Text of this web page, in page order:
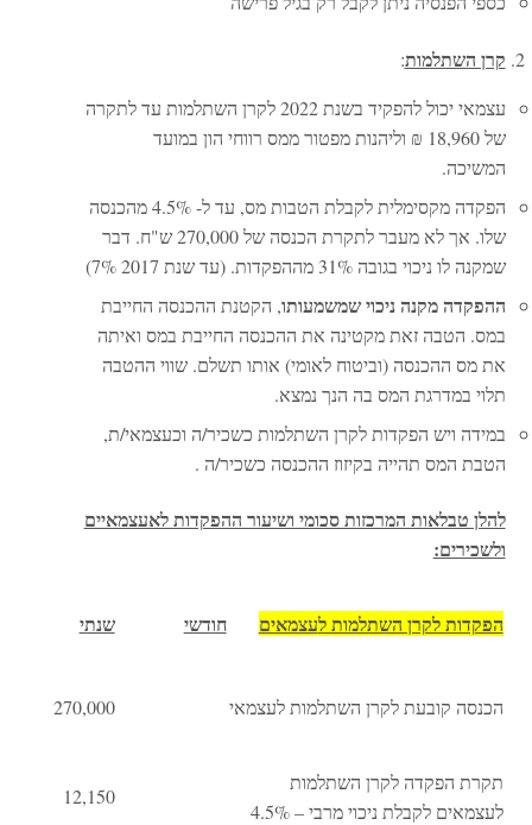
קרן השתלמות:
עצמאי יכול להפקיד בשנת 2022 לקרן השתלמות עד לתקרה
של 18,960 ₪ וליהנות מפטור ממס רווחי הון במועד
המשיכה.
הפקדה מקסימלית לקבלת הטבות מס, עד ל- 4.5% מהכנסה
שלו. אך לא מעבר לתקרת הכנסה של 270,000 ש"ח. דבר
שמקנה לו ניכוי בגובה 31% מההפקדות. (עד שנת 2017 7%)
ההפקדה מקנה ניכוישמשמעותו, הקטנת ההכנסה החייבת
במס. הטבה זאת מקטינה את ההכנסה החייבת במס ואיתה
את מס ההכנסה (וביטוח לאומי) אותו תשלם. שווי ההטבה
תלוי במדרגת המס בה הנך נמצא.
במידה ויש הפקדות לקרן השתלמות כשכיר/ה וכעצמאי/ת,
הטבת המס תהייה בקיזוז ההכנסה כשכיר/ה .
להלן טבלאות המרכזות סכומי ושיעור ההפקדות לאעצמאיים
ולשכירים:
הפקדות לקרן השתלמות לעצמאים חודשי שנתי
הכנסה קובעת לקרן השתלמות לעצמאי 270,000
תקרת הפקדה לקרן השתלמות
לעצמאים לקבלת ניכוי מרבי – 4.5%
12,150